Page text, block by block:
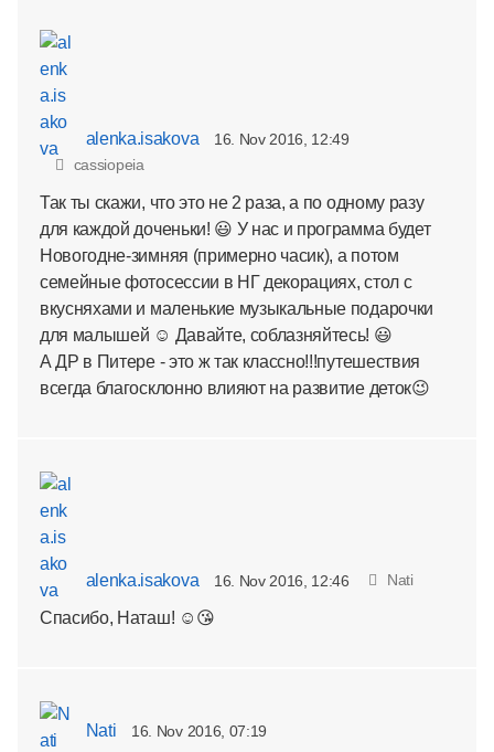
alenka.isakova
16. Nov 2016, 12:49
cassiopeia
Так ты скажи, что это не 2 раза, а по одному разу
для каждой доченьки! 😃 У нас и программа будет
Новогодне-зимняя (примерно часик), а потом
семейные фотосессии в НГ декорациях, стол с
вкусняхами и маленькие музыкальные подарочки
для малышей ☺ Давайте, соблазняйтесь! 😃
А ДР в Питере - это ж так классно!!!путешествия
всегда благосклонно влияют на развитие деток😉
alenka.isakova 16. Nov 2016, 12:46 Nati
Спасибо, Наташ! ☺😘
Nati 16. Nov 2016, 07:19